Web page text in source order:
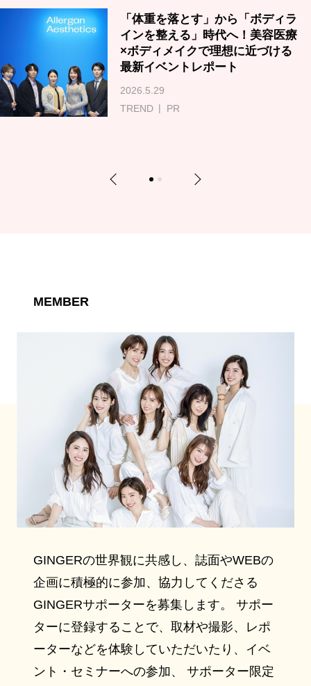
「体重を落とす」から「ボディラ
インを整える」時代へ！美容医療
×ボディメイクで理想に近づける
最新イベントレポート
2026.5.29
TREND
PR
Previous 1 2 Next
MEMBER
GINGERの世界観に共感し、誌面やWEBの
企画に積極的に参加、協力してくださる
GINGERサポーターを募集します。 サポー
ターに登録することで、取材や撮影、レポ
ーターなどを体験していただいたり、イベ
ント・セミナーへの参加、 サポーター限定